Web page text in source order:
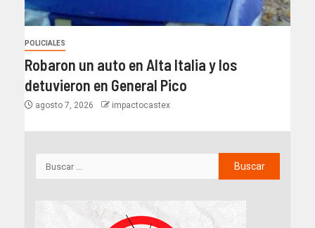
POLICIALES
Robaron un auto en Alta Italia y los
detuvieron en General Pico
agosto 7, 2026 impactocastex